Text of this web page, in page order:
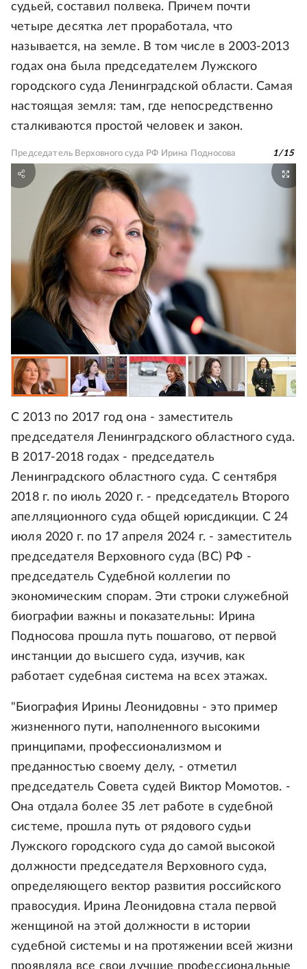
судьей, составил полвека. Причем почти
четыре десятка лет проработала, что
называется, на земле. В том числе в 2003-2013
годах она была председателем Лужского
городского суда Ленинградской области. Самая
настоящая земля: там, где непосредственно
сталкиваются простой человек и закон.
Председатель Верховного суда РФ Ирина Подносова 1/15
С 2013 по 2017 год она - заместитель
председателя Ленинградского областного суда.
В 2017-2018 годах - председатель
Ленинградского областного суда. С сентября
2018 г. по июль 2020 г. - председатель Второго
апелляционного суда общей юрисдикции. С 24
июля 2020 г. по 17 апреля 2024 г. - заместитель
председателя Верховного суда (ВС) РФ -
председатель Судебной коллегии по
экономическим спорам. Эти строки служебной
биографии важны и показательны: Ирина
Подносова прошла путь пошагово, от первой
инстанции до высшего суда, изучив, как
работает судебная система на всех этажах.
"Биография Ирины Леонидовны - это пример
жизненного пути, наполненного высокими
принципами, профессионализмом и
преданностью своему делу, - отметил
председатель Совета судей Виктор Момотов. -
Она отдала более 35 лет работе в судебной
системе, прошла путь от рядового судьи
Лужского городского суда до самой высокой
должности председателя Верховного суда,
определяющего вектор развития российского
правосудия. Ирина Леонидовна стала первой
женщиной на этой должности в истории
судебной системы и на протяжении всей жизни
проявляла все свои лучшие профессиональные